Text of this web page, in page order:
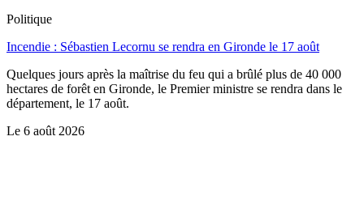
Politique
Incendie : Sébastien Lecornu se rendra en Gironde le 17 août
Quelques jours après la maîtrise du feu qui a brûlé plus de 40 000
hectares de forêt en Gironde, le Premier ministre se rendra dans le
département, le 17 août.
Le 6 août 2026